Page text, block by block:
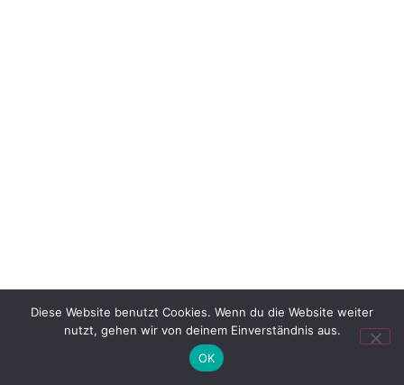
Diese Website benutzt Cookies. Wenn du die Website weiter
nutzt, gehen wir von deinem Einverständnis aus.
OK